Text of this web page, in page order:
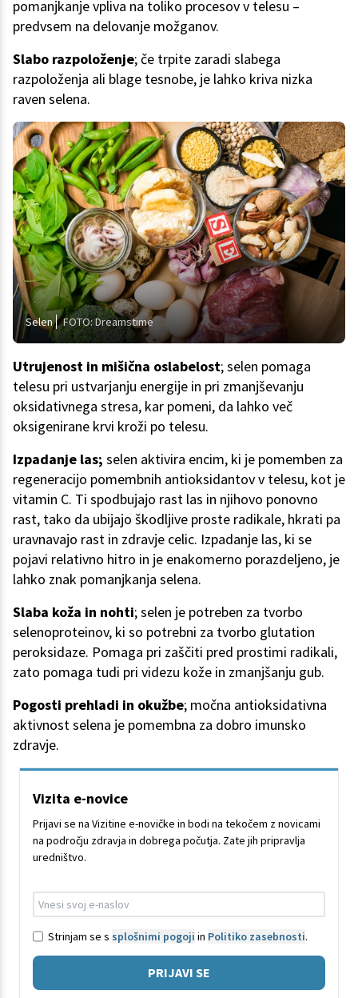
pomanjkanje vpliva na toliko procesov v telesu –
predvsem na delovanje možganov.
Slabo razpoloženje; če trpite zaradi slabega
razpoloženja ali blage tesnobe, je lahko kriva nizka
raven selena.
Selen FOTO: Dreamstime
Utrujenost in mišična oslabelost; selen pomaga
telesu pri ustvarjanju energije in pri zmanjševanju
oksidativnega stresa, kar pomeni, da lahko več
oksigenirane krvi kroži po telesu.
Izpadanje las; selen aktivira encim, ki je pomemben za
regeneracijo pomembnih antioksidantov v telesu, kot je
vitamin C. Ti spodbujajo rast las in njihovo ponovno
rast, tako da ubijajo škodljive proste radikale, hkrati pa
uravnavajo rast in zdravje celic. Izpadanje las, ki se
pojavi relativno hitro in je enakomerno porazdeljeno, je
lahko znak pomanjkanja selena.
Slaba koža in nohti; selen je potreben za tvorbo
selenoproteinov, ki so potrebni za tvorbo glutation
peroksidaze. Pomaga pri zaščiti pred prostimi radikali,
zato pomaga tudi pri videzu kože in zmanjšanju gub.
Pogosti prehladi in okužbe; močna antioksidativna
aktivnost selena je pomembna za dobro imunsko
zdravje.
Vizita e-novice
Prijavi se na Vizitine e-novičke in bodi na tekočem z novicami
na področju zdravja in dobrega počutja. Zate jih pripravlja
uredništvo.
Strinjam se s splošnimi pogoji in Politiko zasebnosti.
PRIJAVI SE